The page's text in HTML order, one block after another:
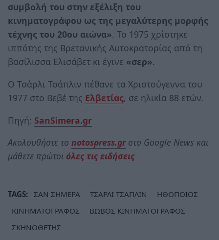
συμβολή του στην εξέλιξη του
κινηματογράφου ως της μεγαλύτερης μορφής
τέχνης του 20ου αιώνα». Το 1975 χρίστηκε
ιππότης της Βρετανικής Αυτοκρατορίας από τη
βασίλισσα Ελισάβετ κι έγινε «σερ».
Ο Τσάρλι Τσάπλιν πέθανε τα Χριστούγεννα του
1977 στο Βεβέ της Ελβετίας, σε ηλικία 88 ετών.
Πηγή: SanSimera.gr
Ακολουθήστε το notospress.grστο Google News και
μάθετε πρώτοι όλες τις ειδήσεις
TAGS: ΣΑΝ ΣΗΜΕΡΑ ΤΣΑΡΛΙ ΤΣΑΠΛΙΝ
ΗΘΟΠΟΙΟΣ
ΚΙΝΗΜΑΤΟΓΡΑΦΟΣ
ΒΩΒΟΣ ΚΙΝΗΜΑΤΟΓΡΑΦΟΣ
ΣΚΗΝΟΘΕΤΗΣ